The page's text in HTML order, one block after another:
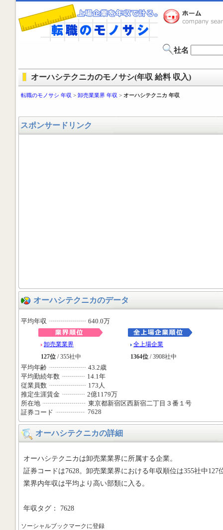
社名
オーハシテクニカのモノサシ(年収 給料 収入)
転職のモノサシ 年収 > 卸売業業界 年収 > オーハシテクニカ 年収
スポンサードリンク
オーハシテクニカのデータ
平均年収 640.0万
卸売業業界
127位 / 355社中
全上場企業
1364位 / 3908社中
平均年齢
43.2歳
平均勤続年数
14.1年
従業員数
173人
推定生涯賃金
2億1179万
所在地
東京都新宿区西新宿二丁目３番１号
証券コード
7628
オーハシテクニカの詳細
オーハシテクニカは卸売業業界に所属する企業。
証券コードは7628。卸売業業界における年収順位は355社中127
業界内年収は平均より高い部類に入る。
年収タグ： 7628
ソーシャルブックマークに登録